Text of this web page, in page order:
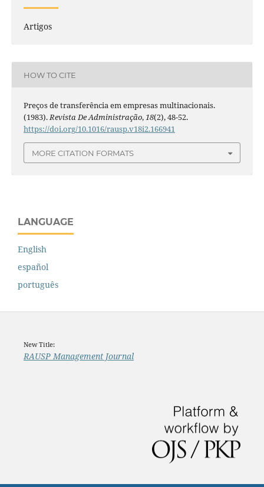
Artigos
HOW TO CITE
Preços de transferência em empresas multinacionais.
(1983).Revista De Administração,18(2), 48-52.
https://doi.org/10.1016/rausp.v18i2.166941
MORE CITATION FORMATS
LANGUAGE
English
español
português
New Title:
RAUSP Management Journal